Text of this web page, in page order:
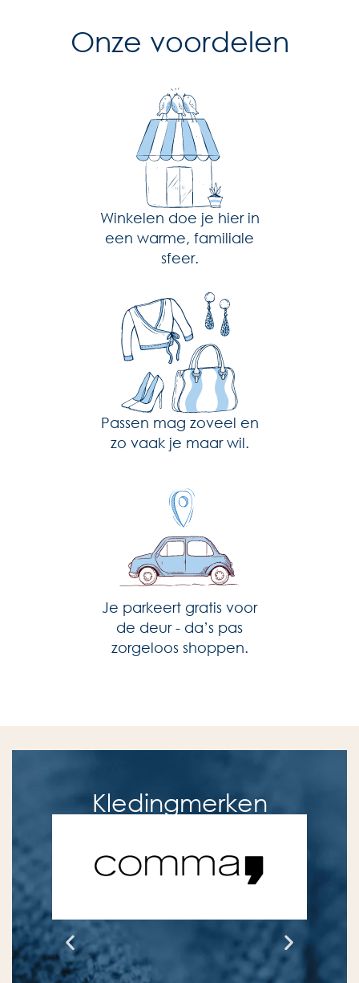
Onze voordelen
Winkelen doe je hier in
een warme, familiale
sfeer.
Passen mag zoveel en
zo vaak je maar wil.
Je parkeert gratis voor
de deur - da’s pas
zorgeloos shoppen.
Kledingmerken